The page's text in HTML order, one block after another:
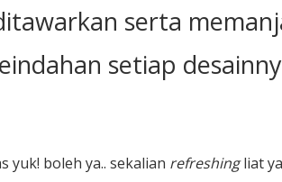
serta
setiap
yuk! boleh ya.. sekalian refreshingliat